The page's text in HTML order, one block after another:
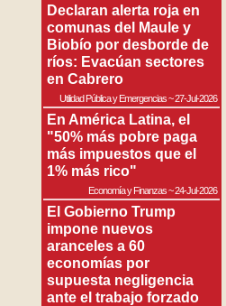
Declaran alerta roja en
comunas del Maule y
Biobío por desborde de
ríos: Evacúan sectores
en Cabrero
Utilidad Pública y Emergencias~27-Jul-2026
En América Latina, el
"50% más pobre paga
más impuestos que el
1% más rico"
Economía y Finanzas~24-Jul-2026
El Gobierno Trump
impone nuevos
aranceles a 60
economías por
supuesta negligencia
ante el trabajo forzado